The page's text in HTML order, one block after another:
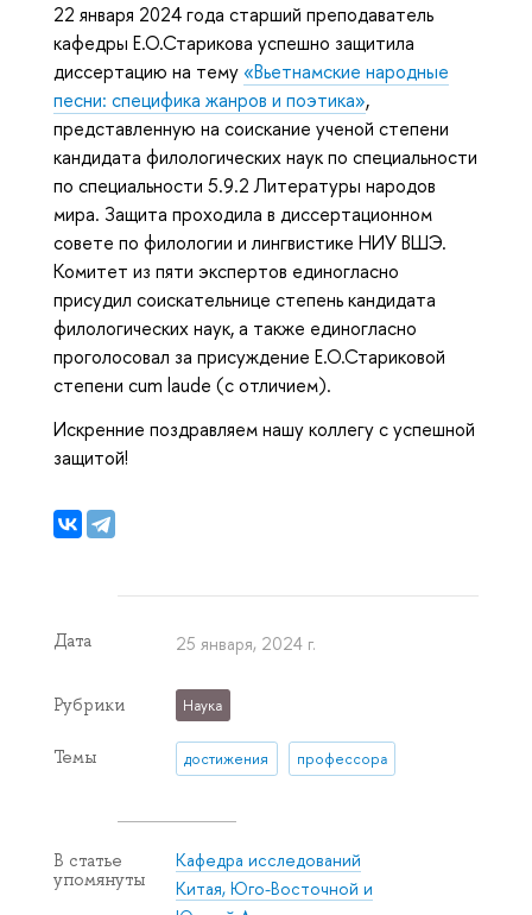
22 января 2024 года старший преподаватель
кафедры Е.О.Старикова успешно защитила
диссертацию на тему«Вьетнамские народные
песни: специфика жанров и поэтика»,
представленную на соискание ученой степени
кандидата филологических наук по специальности
по специальности 5.9.2 Литературы народов
мира. Защита проходила в диссертационном
совете по филологии и лингвистике НИУ ВШЭ.
Комитет из пяти экспертов единогласно
присудил соискательнице степень кандидата
филологических наук, а также единогласно
проголосовал за присуждение Е.О.Стариковой
степени cum laude (с отличием).
Искренние поздравляем нашу коллегу с успешной
защитой!
Дата 25 января, 2024 г.
Рубрики Наука
Темы достижения профессора
В статье
упомянуты
Кафедра исследований
Китая, Юго-Восточной и